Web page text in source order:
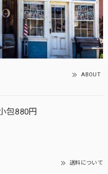
ABOUT
包880円
送料について